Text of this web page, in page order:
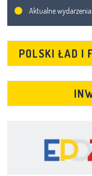
Aktualne
POLSKI ŁAD I